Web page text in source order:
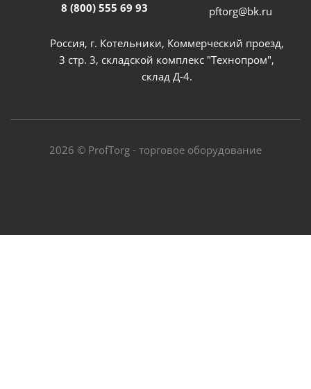
8 (800) 555 69 93 pftorg@bk.ru
Россия, г. Котельники, Коммерческий проезд,
3 стр. 3, складской комплекс "Технопром",
склад Д-4.
2026 © ProfTorg - торговое оборудование